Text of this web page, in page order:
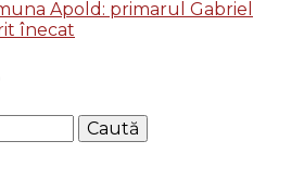
Apold: primarul Gabriel
înecat